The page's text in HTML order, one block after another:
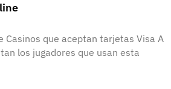
Casinos que aceptan tarjetas Visa A
los jugadores que usan esta